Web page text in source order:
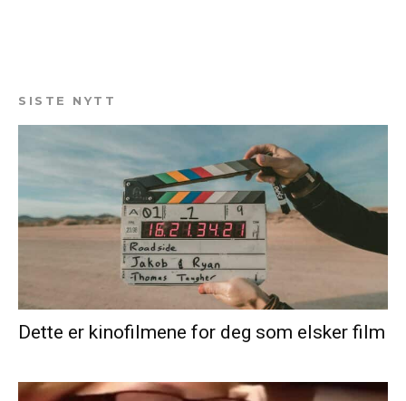
SISTE NYTT
Dette er kinofilmene for deg som elsker film